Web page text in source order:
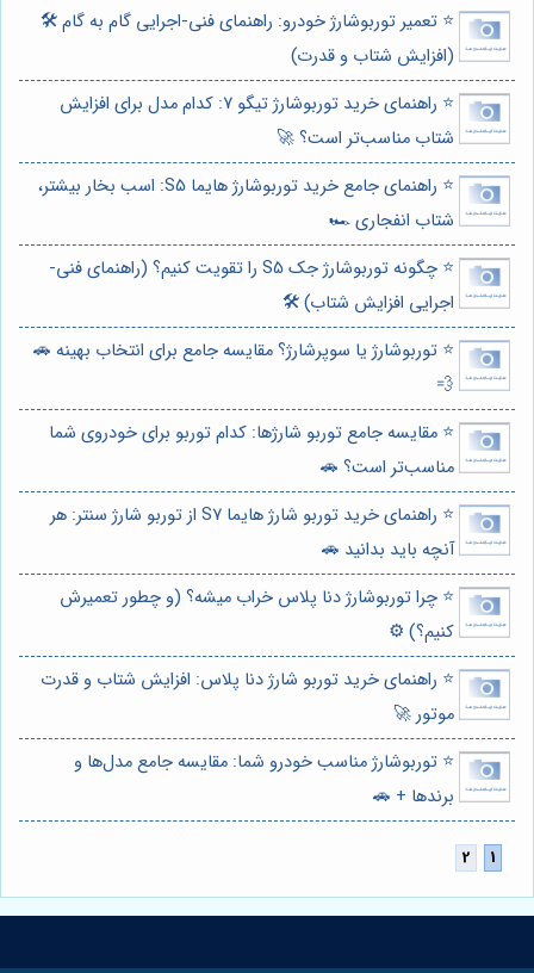
⭐️ تعمیر توربوشارژ خودرو: راهنمای فنی-اجرایی گام به گام 🛠️
(افزایش شتاب و قدرت)
⭐️ راهنمای خرید توربوشارژ تیگو 7: کدام مدل برای افزایش
شتاب مناسب‌تر است؟ 🚀
⭐️ راهنمای جامع خرید توربوشارژ هایما S5: اسب بخار بیشتر،
شتاب انفجاری 🏎️
⭐️ چگونه توربوشارژ جک S5 را تقویت کنیم؟ (راهنمای فنی-
اجرایی افزایش شتاب) 🛠️
⭐️ توربوشارژ یا سوپرشارژ؟ مقایسه جامع برای انتخاب بهینه 🚗
💨
⭐️ مقایسه جامع توربو شارژها: کدام توربو برای خودروی شما
مناسب‌تر است؟ 🚗
⭐️ راهنمای خرید توربو شارژ هایما S7 از توربو شارژ سنتر: هر
آنچه باید بدانید 🚗
⭐️ چرا توربوشارژ دنا پلاس خراب میشه؟ (و چطور تعمیرش
کنیم؟) ⚙️
⭐️ راهنمای خرید توربو شارژ دنا پلاس: افزایش شتاب و قدرت
موتور 🚀
⭐️ توربوشارژ مناسب خودرو شما: مقایسه جامع مدل‌ها و
برندها + 🚗